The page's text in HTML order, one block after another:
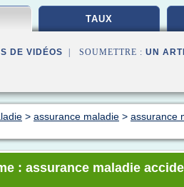
TAUX
DE VIDÉOS | SOUMETTRE : UN
> assurance maladie > assurance
: assurance maladie